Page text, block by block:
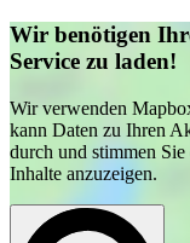
Wir benötigen
Service zu laden!
Wir verwenden
kann Daten zu Ihren
durch und stimmen
Inhalte anzuzeigen.